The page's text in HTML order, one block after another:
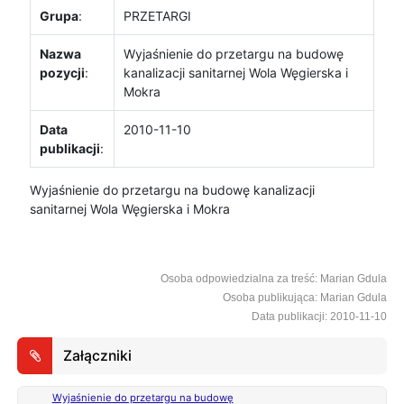
Grupa: PRZETARGI
Nazwa
pozycji:
Wyjaśnienie do przetargu na budowę
kanalizacji sanitarnej Wola Węgierska i
Mokra
Data
publikacji:
2010-11-10
Wyjaśnienie do przetargu na budowę kanalizacji
sanitarnej Wola Węgierska i Mokra
Osoba odpowiedzialna za treść: Marian Gdula
Osoba publikująca: Marian Gdula
Data publikacji: 2010-11-10
Załączniki
Wyjaśnienie do przetargu na budowę